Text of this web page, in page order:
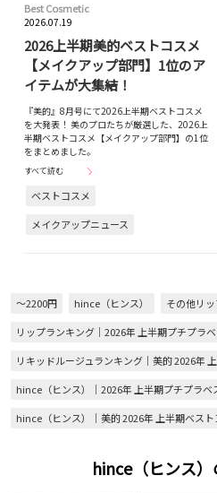
Best Cosmetic
2026.07.19
2026上半期美的ベストコスメ
【メイクアップ部門】1位のア
イテムが大集結！
『美的』8月号にて2026上半期ベストコスメ
を大発表！ 美のプロたちが厳選した、2026上
半期ベストコスメ【メイクアップ部門】の1位
をまとめました。
すべて読む
ベストコスメ
メイクアップニュース
～2200円 hince（ヒンス） その他リ
リップランキング｜2026年 上半期プチプラ
リキッドルージュランキング｜美的 2026年
hince（ヒンス）｜2026年 上半期プチプラベ
hince（ヒンス）｜美的 2026年 上半期ベスト
hince（ヒンス